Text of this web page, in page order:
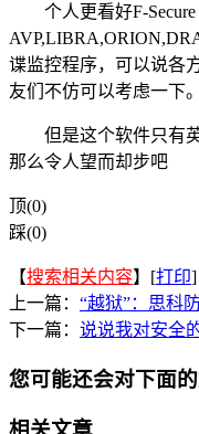
个人更看好F-
谍监控程序，可以说各
友们不仿可以考虑一下。
但是这个软件只有
那么令人望而却步吧
顶(0)
踩(0)
【搜索相关内容】[打印
上一篇： “越狱”：思科
下一篇： 说说我对安全
您可能还会对下面的
相关文章